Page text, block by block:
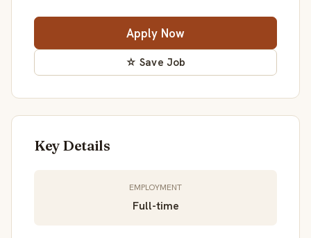
Apply Now
☆ Save Job
Key Details
EMPLOYMENT
Full-time